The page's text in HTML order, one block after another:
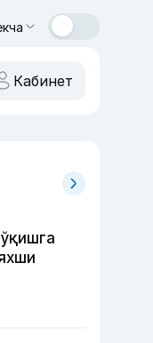
Кабинет